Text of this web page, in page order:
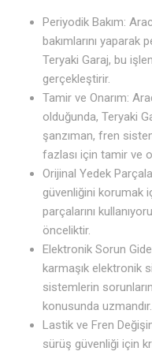
Periyodik Bakım:
bakımlarını yaparak
Teryaki Garaj, bu
gerçekleştirir.
Tamir ve Onarım:
olduğunda, Teryaki
şanzıman, fren
fazlası için tamir ve
Orijinal Yedek
güvenliğini korumak
parçalarını
önceliktir.
Elektronik Sorun
karmaşık elektronik
sistemlerin
konusunda uzmandır.
Lastik ve Fren
sürüş güvenliği için